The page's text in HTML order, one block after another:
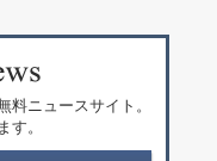
料ニュースサイト。
す。